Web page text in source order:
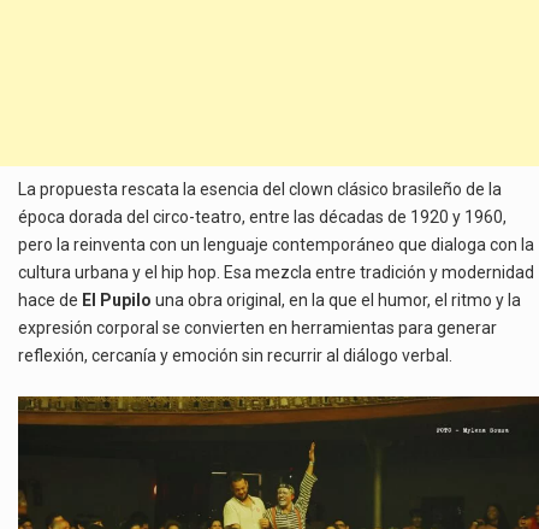
La propuesta rescata la esencia del clown clásico brasileño de la
época dorada del circo-teatro, entre las décadas de 1920 y 1960,
pero la reinventa con un lenguaje contemporáneo que dialoga con la
cultura urbana y el hip hop. Esa mezcla entre tradición y modernidad
hace de El Pupilo una obra original, en la que el humor, el ritmo y la
expresión corporal se convierten en herramientas para generar
reflexión, cercanía y emoción sin recurrir al diálogo verbal.